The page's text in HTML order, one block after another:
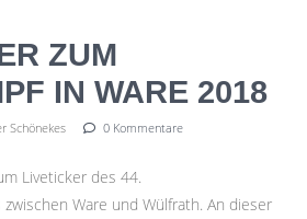
ZUM
IN WARE 2018
Schönekes 0 Kommentare
Liveticker des 44.
Ware und Wülfrath. An dieser